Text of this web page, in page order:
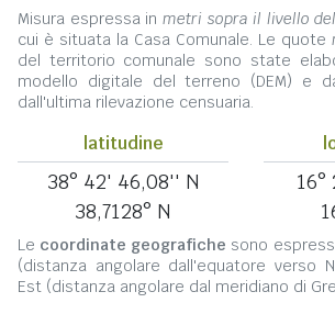
Misura espressa in metri sopra il livello
cui è situata la Casa Comunale. Le quote
del territorio comunale sono state
modello digitale del terreno (DEM) e
dall'ultima rilevazione censuaria.
latitudine
38° 42' 46,08'' N
38,7128° N
Le coordinate geografiche sono
(distanza angolare dall'equatore verso
Est (distanza angolare dal meridiano di